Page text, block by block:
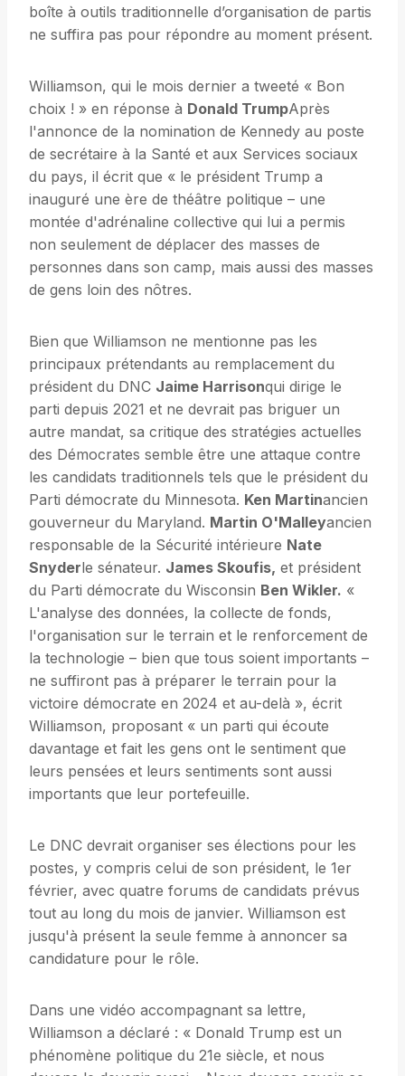
boîte à outils traditionnelle d’organisation de partis
ne suffira pas pour répondre au moment présent.
Williamson, qui le mois dernier a tweeté « Bon
choix ! » en réponse à Donald TrumpAprès
l'annonce de la nomination de Kennedy au poste
de secrétaire à la Santé et aux Services sociaux
du pays, il écrit que « le président Trump a
inauguré une ère de théâtre politique – une
montée d'adrénaline collective qui lui a permis
non seulement de déplacer des masses de
personnes dans son camp, mais aussi des masses
de gens loin des nôtres.
Bien que Williamson ne mentionne pas les
principaux prétendants au remplacement du
président du DNC Jaime Harrisonqui dirige le
parti depuis 2021 et ne devrait pas briguer un
autre mandat, sa critique des stratégies actuelles
des Démocrates semble être une attaque contre
les candidats traditionnels tels que le président du
Parti démocrate du Minnesota. Ken Martinancien
gouverneur du Maryland. Martin O'Malleyancien
responsable de la Sécurité intérieure Nate
Snyderle sénateur. James Skoufis, et président
du Parti démocrate du Wisconsin Ben Wikler. «
L'analyse des données, la collecte de fonds,
l'organisation sur le terrain et le renforcement de
la technologie – bien que tous soient importants –
ne suffiront pas à préparer le terrain pour la
victoire démocrate en 2024 et au-delà », écrit
Williamson, proposant « un parti qui écoute
davantage et fait les gens ont le sentiment que
leurs pensées et leurs sentiments sont aussi
importants que leur portefeuille.
Le DNC devrait organiser ses élections pour les
postes, y compris celui de son président, le 1er
février, avec quatre forums de candidats prévus
tout au long du mois de janvier. Williamson est
jusqu'à présent la seule femme à annoncer sa
candidature pour le rôle.
Dans une vidéo accompagnant sa lettre,
Williamson a déclaré : « Donald Trump est un
phénomène politique du 21e siècle, et nous